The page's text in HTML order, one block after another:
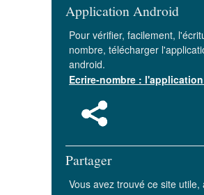
Application Android
Pour vérifier, facilement,
nombre, télécharger
android.
Ecrire-nombre :
Partager
Vous avez trouvé ce site utile,